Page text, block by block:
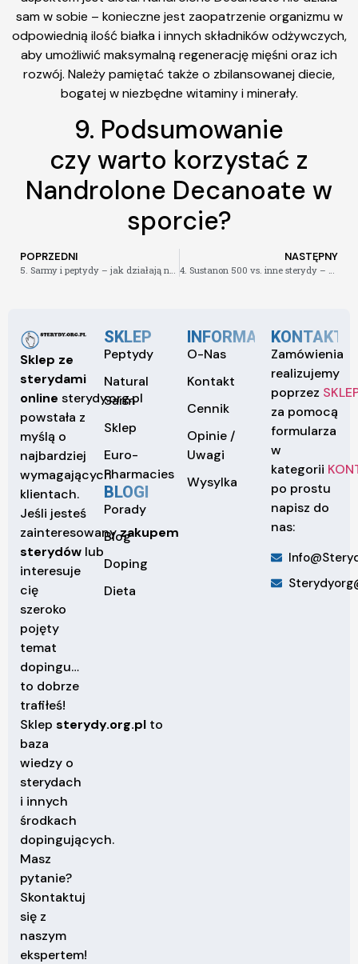
sam w sobie – konieczne jest zaopatrzenie organizmu w
odpowiednią ilość białka i innych składników odżywczych,
aby umożliwić maksymalną regenerację mięśni oraz ich
rozwój. Należy pamiętać także o zbilansowanej diecie,
bogatej w niezbędne witaminy i minerały.
9. Podsumowanie
czy warto korzystać z
Nandrolone Decanoate w
sporcie?
POPRZEDNI
5. Sarmy i peptydy – jak działają na organizm
NASTĘPNY
4. Sustanon 500 vs. inne sterydy – który wybrać
Sklep ze
sterydami
online sterydy.org.pl
powstała z
myślą o
najbardziej
wymagających
klientach.
Jeśli jesteś
zainteresowanyzakupem
sterydów lub
interesuje
cię
szeroko
pojęty
temat
dopingu…
to dobrze
trafiłeś!
Sklep sterydy.org.pl to
baza
wiedzy o
sterydach
i innych
środkach
dopingujących.
Masz
pytanie?
Skontaktuj
się z
naszym
ekspertem!
SKLEP
Peptydy
Natural
Sarm
Sklep
Euro-
Pharmacies
BLOGI
Porady
Blog
Doping
Dieta
INFORMACJE
O-Nas
Kontakt
Cennik
Opinie /
Uwagi
Wysylka
KONTAKT
Zamówienia
realizujemy
poprzez
za pomocą
formularza
w
kategorii
po prostu
napisz do
nas: